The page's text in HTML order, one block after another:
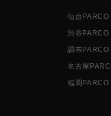
仙台PARCO
渋谷PARCO
調布PARCO
名古屋
福岡PARCO